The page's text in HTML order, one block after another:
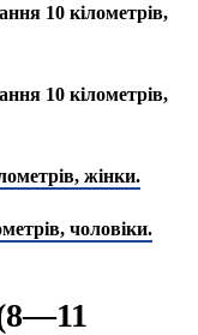
10 кілометрів,
10 кілометрів,
жінки.
чоловіки.